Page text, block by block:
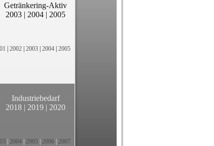
Getränkering-Aktiv
2003 | 2004 | 2005
| 2002 | 2003 | 2004 | 2005
Industriebedarf
2018 | 2019 | 2020
2004 2005 2006 2007